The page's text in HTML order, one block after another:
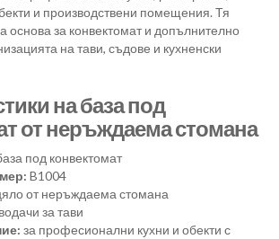
и производствени помещения. Тя
основа за конвектомат и допълнително
на тави, съдове и кухненски
на база под
от неръждаема стомана
под конвектомат
B1004
от неръждаема стомана
водачи за тави
за професионални кухни и обекти с